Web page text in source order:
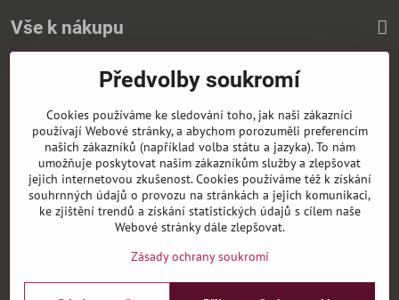
Vše k nákupu
Zasíláme i na SlovenskoPředvolby soukromí
Cookies používáme ke sledování toho, jak naši zákazníci
používají Webové stránky, a abychom porozuměli preferencím
našich zákazníků (například volba státu a jazyka). To nám
umožňuje poskytovat našim zákazníkům služby a zlepšovat
jejich internetovou zkušenost. Cookies používáme též k získání
souhrnných údajů o provozu na stránkách a jejich komunikaci,
ke zjištění trendů a získání statistických údajů s cílem naše
Webové stránky dále zlepšovat.
Zásady ochrany soukromí